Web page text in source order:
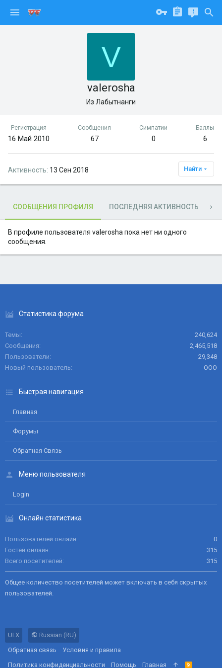
V
valerosha
Из Лабытнанги
Регистрация
16 Май 2010
Сообщения
67
Симпатии
0
Баллы
6
Активность 13 Сен 2018 Найти
СООБЩЕНИЯ ПРОФИЛЯ ПОСЛЕДНЯЯ АКТИВНОСТЬ
В профиле пользователя valerosha пока нет ни одного
сообщения.
Статистика форума
Темы
240,624
Сообщения
2,465,518
Пользователи
29,348
Новый пользователь
ООО
Быстрая навигация
Главная
Форумы
Обратная Связь
Меню пользователя
Login
Онлайн статистика
Пользователей онлайн
0
Гостей онлайн
315
Всего посетителей
315
Общее количество посетителей может включать в себя скрытых
пользователей.
UI.X
Russian (RU)
Обратная связь
Условия и правила
Политика конфиденциальности
Помощь Главная R